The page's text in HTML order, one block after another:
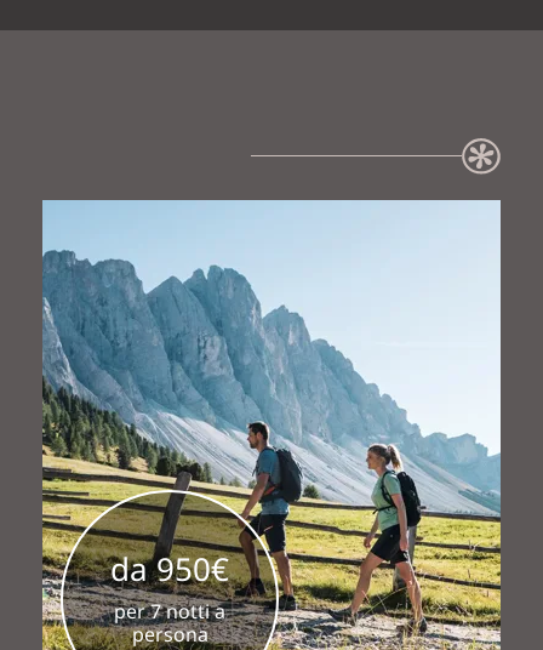
ATTIVITÀ E
da 950€
per 7 notti a
persona